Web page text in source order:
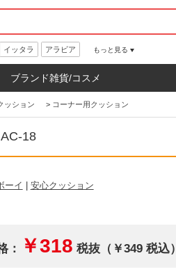
イッタラ アラビア もっと見る
ブランド雑貨/コスメ
ッション > コーナー用クッション
18
ーイ 安心クッション
： ￥318 税抜（￥349 税込）